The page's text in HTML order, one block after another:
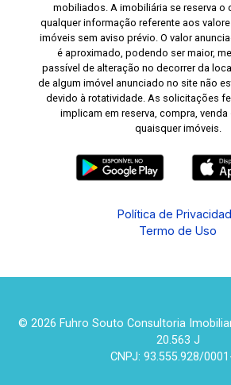
mobiliados. A imobiliária se reserva o
qualquer informação referente aos
imóveis sem aviso prévio. O valor
é aproximado, podendo ser maior,
passível de alteração no decorrer da
de algum imóvel anunciado no site não
devido à rotatividade. As solicitações
implicam em reserva, compra,
quaisquer imóveis.
Política de
Termo de Uso
© 2026 Fuhro Souto Consultoria
20.563 J
CNPJ: 93.555.928/